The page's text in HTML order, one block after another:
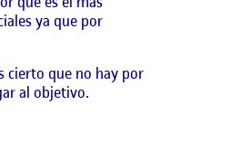
ya que por
cierto que no hay por
al objetivo.